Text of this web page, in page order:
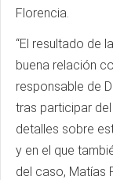
Florencia.
“El resultado de
buena relación
responsable de
tras participar
detalles sobre
y en el que
del caso, Matías